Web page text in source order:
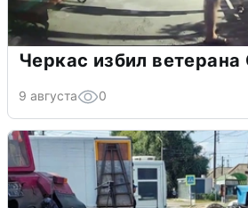
Черкас избил
9 августа 0